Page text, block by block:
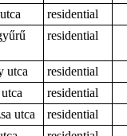
residential
residential
utca residential
residential
utca residential